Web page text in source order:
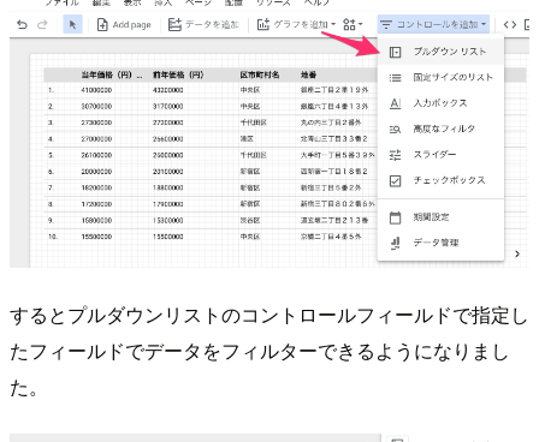
するとプルダウンリストのコントロールフィールドで指定し
たフィールドでデータをフィルターできるようになりまし
た。